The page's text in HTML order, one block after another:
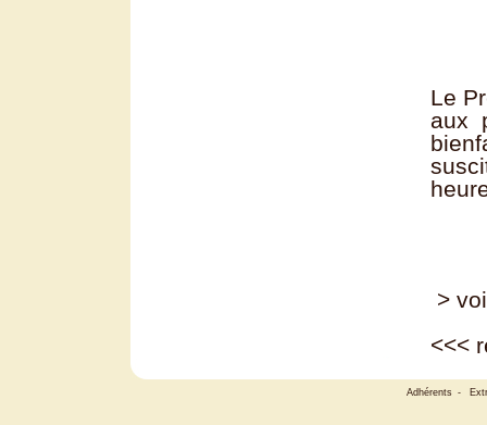
Le
aux
>
<<<
Adhérents -